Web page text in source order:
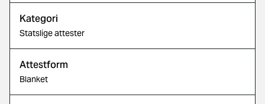
Kategori
Statslige attester
Attestform
Blanket